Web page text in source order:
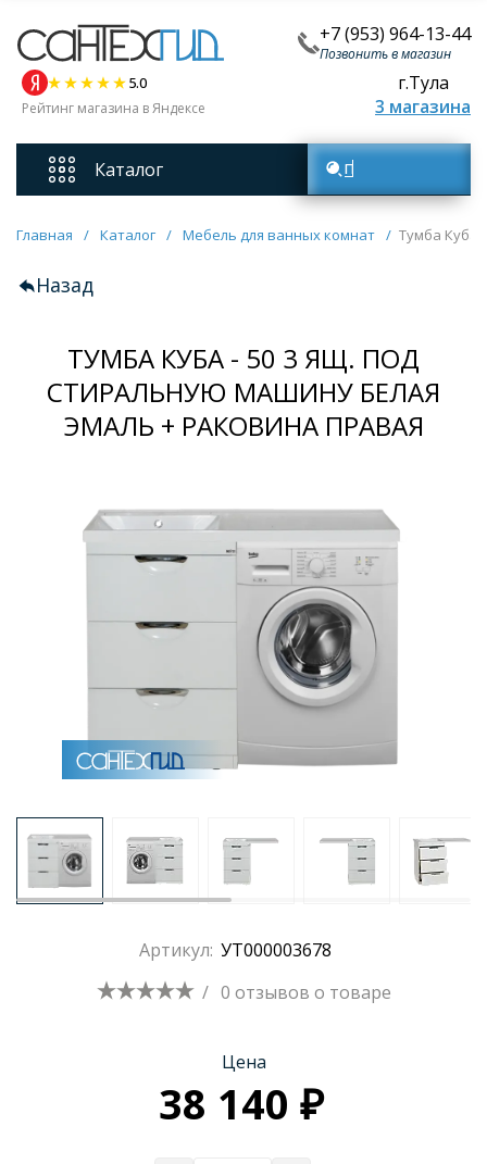
+7 (953) 964-13-44
Позвонить в магазин
5.0
Рейтинг магазина в Яндексе
г.Тула
3 магазина
Каталог
Смесители
Унитазы
Мебель для ванных комнат
Ванны
Раковины
Полотенцесушители
Аксессуары для ванных комнат
Душевые поддоны
Трапы для душевых
Поиск товаров
Главная / Каталог / Мебель для ванных комнат / Тумба Куба
Назад
ТУМБА КУБА - 50 3 ЯЩ. ПОД
СТИРАЛЬНУЮ МАШИНУ БЕЛАЯ
ЭМАЛЬ + РАКОВИНА ПРАВАЯ
Артикул: УТ000003678
/ 0 отзывов о товаре
Цена
38 140 ₽